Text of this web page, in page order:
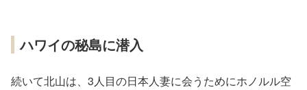
ハワイの秘島に潜入
続いて北山は、3人目の日本人妻に会うためにホノルル空